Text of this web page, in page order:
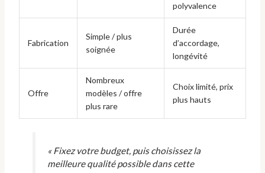
polyvalence
Fabrication
Simple / plus
soignée
Durée
d’accordage,
longévité
Offre
Nombreux
modèles / offre
plus rare
Choix limité, prix
plus hauts
« Fixez votre budget, puis choisissez la
meilleure qualité possible dans cette